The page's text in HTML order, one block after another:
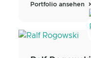
Portfolio ansehen